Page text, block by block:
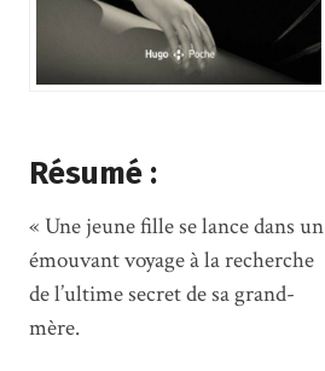
Résumé :
« Une jeune fille se lance dans un
émouvant voyage à la recherche
de l’ultime secret de sa grand-
mère.